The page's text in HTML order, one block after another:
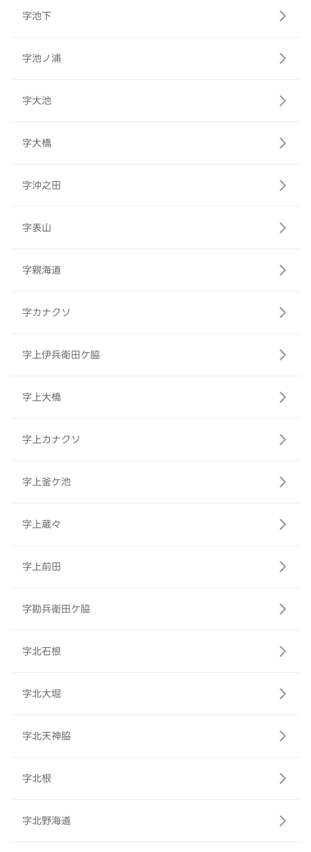
字池下
字池ノ浦
字大池
字大橋
字沖之田
字表山
字親海道
字カナクソ
字上伊兵衛田ケ脇
字上大橋
字上カナクソ
字上釜ケ池
字上蔵々
字上前田
字勘兵衛田ケ脇
字北石根
字北大堀
字北天神脇
字北根
字北野海道